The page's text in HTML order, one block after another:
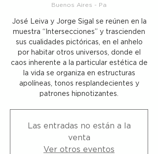
Buenos Aires - Pa
José Leiva y Jorge Sigal se reúnen en la
muestra “Intersecciones” y trascienden
sus cualidades pictóricas, en el anhelo
por habitar otros universos, donde el
caos inherente a la particular estética de
la vida se organiza en estructuras
apolíneas, tonos resplandecientes y
patrones hipnotizantes.
Las entradas no están a la
venta
Ver otros eventos